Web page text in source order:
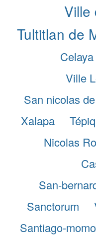
Ville
Tultitlan de
Celaya
Ville
San nicolas
Xalapa
Nicolas
San-
Sanctorum
Santiago-